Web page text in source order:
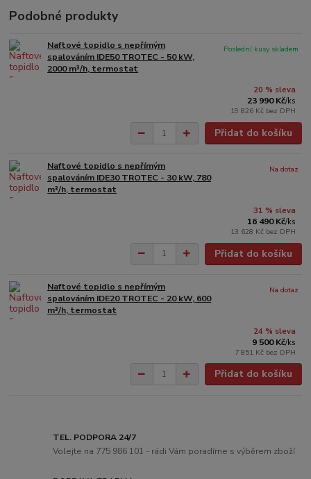
Podobné produkty
Naftové topidlo s nepřímým
spalováním IDE50 TROTEC - 50 kW,
2000 m³/h, termostat
20 % sleva
23 990 Kč/ks
19 826 Kč bez DPH
Poslední kusy skladem
Přidat do košíku
Naftové topidlo s nepřímým
spalováním IDE30 TROTEC - 30 kW, 780
m³/h, termostat
31 % sleva
16 490 Kč/ks
13 628 Kč bez DPH
Na dotaz
Přidat do košíku
Naftové topidlo s nepřímým
spalováním IDE20 TROTEC - 20 kW, 600
m³/h, termostat
24 % sleva
9 500 Kč/ks
7 851 Kč bez DPH
Na dotaz
Přidat do košíku
TEL. PODPORA 24/7
Volejte na 775 986 101 - rádi Vám poradíme s výběrem zboží